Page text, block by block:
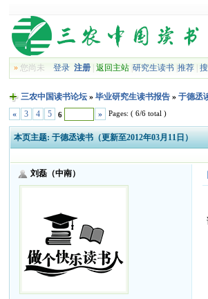
» 您尚未登录 注册 |返回主站 |研究生读书 |推荐 |
三农中国读书论坛 »毕业研究生读书报告 »于德丞
«
3 4 5 6 » Pages: ( 6/6 total )
本页主题: 于德丞读书（更新至2012年03月11日）
刘磊（中南）